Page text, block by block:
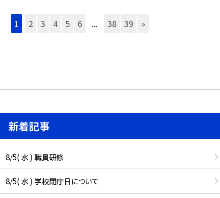
1 2 3 4 5 6 ... 38 39 »
新着記事
8/5( 水 ) 職員研修
8/5( 水 ) 学校閉庁日について